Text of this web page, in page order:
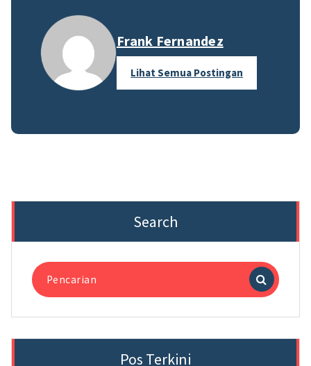
Frank Fernandez
Lihat Semua Postingan
Search
Pencarian
untuk:
Pos Terkini